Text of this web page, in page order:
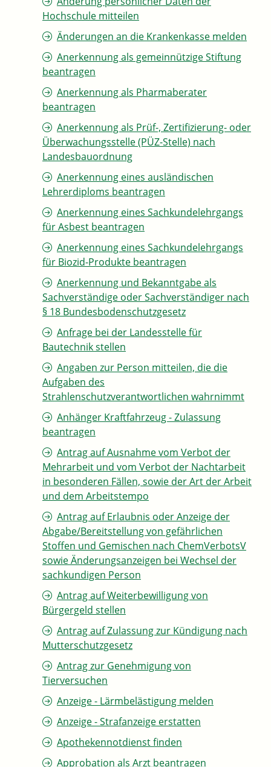
Hochschule mitteilen
Änderungen an die Krankenkasse melden
Anerkennung als gemeinnützige Stiftung
beantragen
Anerkennung als Pharmaberater
beantragen
Anerkennung als Prüf-, Zertifizierung- oder
Überwachungsstelle (PÜZ-Stelle) nach
Landesbauordnung
Anerkennung eines ausländischen
Lehrerdiploms beantragen
Anerkennung eines Sachkundelehrgangs
für Asbest beantragen
Anerkennung eines Sachkundelehrgangs
für Biozid-Produkte beantragen
Anerkennung und Bekanntgabe als
Sachverständige oder Sachverständiger nach
§ 18 Bundesbodenschutzgesetz
Anfrage bei der Landesstelle für
Bautechnik stellen
Angaben zur Person mitteilen, die die
Aufgaben des
Strahlenschutzverantwortlichen wahrnimmt
Anhänger Kraftfahrzeug - Zulassung
beantragen
Antrag auf Ausnahme vom Verbot der
Mehrarbeit und vom Verbot der Nachtarbeit
in besonderen Fällen, sowie der Art der Arbeit
und dem Arbeitstempo
Antrag auf Erlaubnis oder Anzeige der
Abgabe/Bereitstellung von gefährlichen
Stoffen und Gemischen nach ChemVerbotsV
sowie Änderungsanzeigen bei Wechsel der
sachkundigen Person
Antrag auf Weiterbewilligung von
Bürgergeld stellen
Antrag auf Zulassung zur Kündigung nach
Mutterschutzgesetz
Antrag zur Genehmigung von
Tierversuchen
Anzeige - Lärmbelästigung melden
Anzeige - Strafanzeige erstatten
Apothekennotdienst finden
Approbation als Arzt beantragen